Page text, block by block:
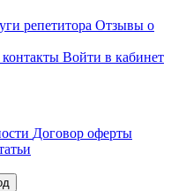
репетитора Отзывы о
Войти в кабинет
Договор оферты